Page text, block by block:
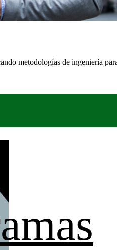
metodologías de ingeniería